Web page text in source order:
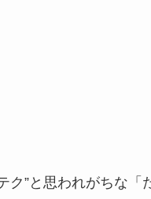
ク”と思われがちな「